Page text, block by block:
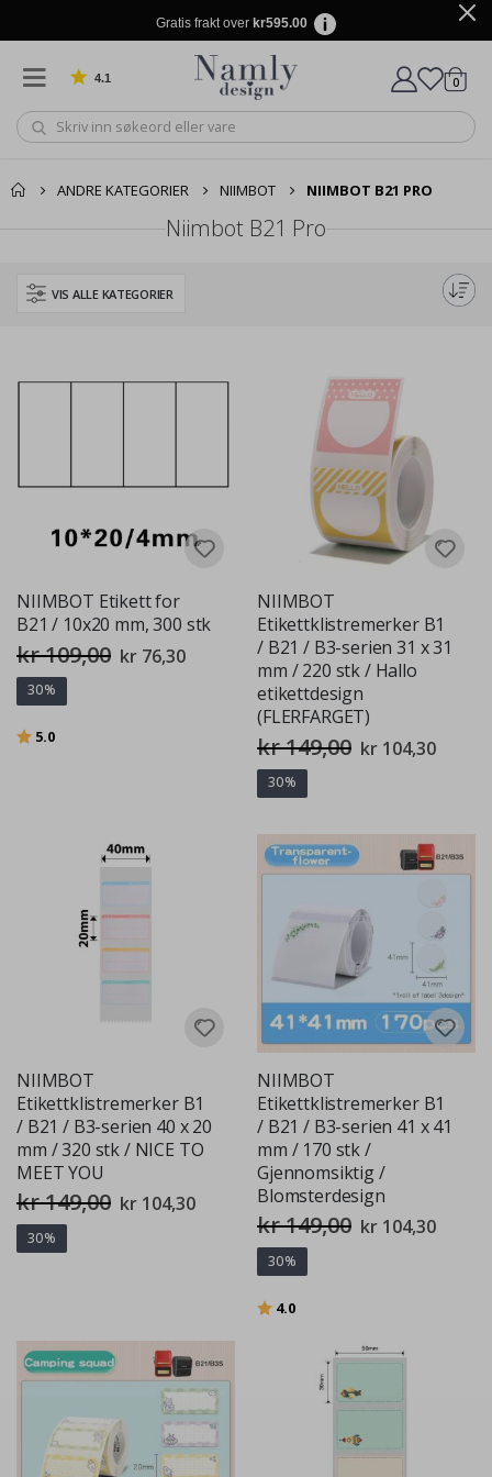
Gratis frakt over kr595.00
4.1 Basert på 1031 stemmer 0varer
ANDRE KATEGORIER NIIMBOT NIIMBOT B21 PRO
Niimbot B21 Pro
VIS ALLE KATEGORIER
NIIMBOT Etikett for
B21 / 10x20 mm, 300 stk
kr 109,00 Spesialpris
kr 76,30
30%
Karakter:
5.0
NIIMBOT
Etikettklistremerker B1
/ B21 / B3-serien 31 x 31
mm / 220 stk / Hallo
etikettdesign
(FLERFARGET)
kr 149,00 Spesialpris
kr 104,30
30%
NIIMBOT
Etikettklistremerker B1
/ B21 / B3-serien 40 x 20
mm / 320 stk / NICE TO
MEET YOU
kr 149,00 Spesialpris
kr 104,30
30%
NIIMBOT
Etikettklistremerker B1
/ B21 / B3-serien 41 x 41
mm / 170 stk /
Gjennomsiktig /
Blomsterdesign
kr 149,00 Spesialpris
kr 104,30
30%
Karakter:
4.0